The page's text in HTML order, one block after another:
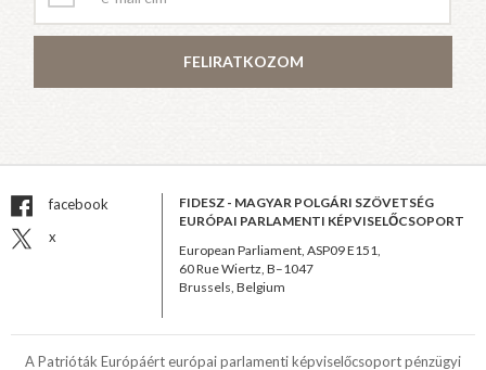
FELIRATKOZOM
facebook
x
FIDESZ - MAGYAR POLGÁRI SZÖVETSÉG
EURÓPAI PARLAMENTI KÉPVISELŐCSOPORT
European Parliament, ASP09 E151,
60 Rue Wiertz, B–1047
Brussels, Belgium
A Patrióták Európáért európai parlamenti képviselőcsoport pénzügyi